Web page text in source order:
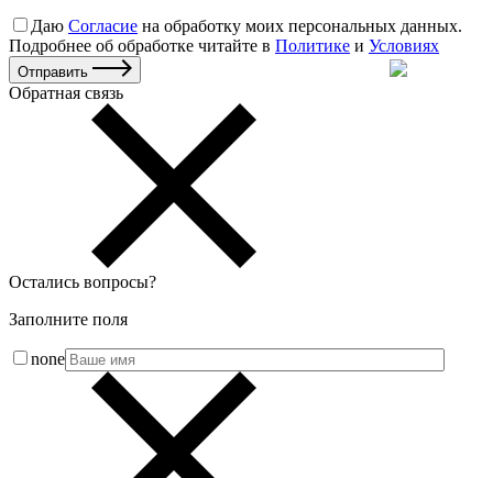
Даю Согласие на обработку моих персональных данных.
Подробнее об обработке читайте в Политике и Условиях
Отправить
Обратная связь
Остались вопросы?
Заполните поля
none